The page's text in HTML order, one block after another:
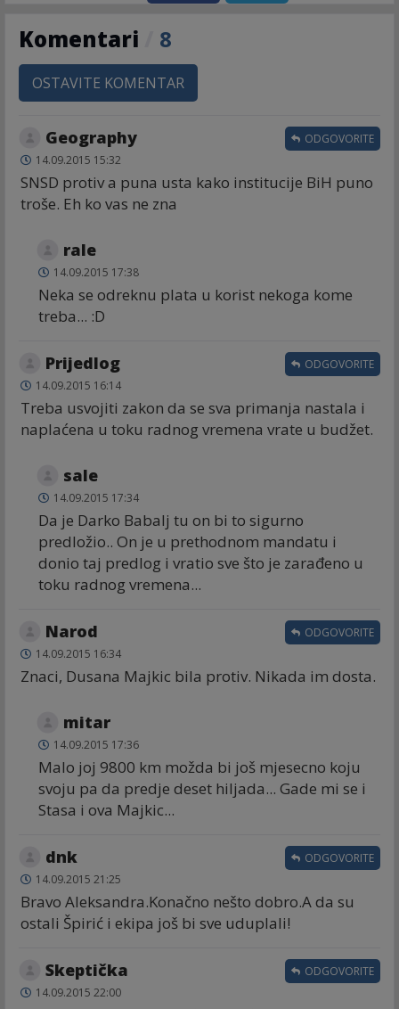
Komentari 8
OSTAVITE KOMENTAR
Geography
14.09.2015 15:32
SNSD protiv a puna usta kako institucije BiH puno
troše. Eh ko vas ne zna
ODGOVORITE
rale
14.09.2015 17:38
Neka se odreknu plata u korist nekoga kome
treba... :D
Prijedlog
14.09.2015 16:14
Treba usvojiti zakon da se sva primanja nastala i
naplaćena u toku radnog vremena vrate u budžet.
ODGOVORITE
sale
14.09.2015 17:34
Da je Darko Babalj tu on bi to sigurno
predložio.. On je u prethodnom mandatu i
donio taj predlog i vratio sve što je zarađeno u
toku radnog vremena...
Narod
14.09.2015 16:34
Znaci, Dusana Majkic bila protiv. Nikada im dosta.
ODGOVORITE
mitar
14.09.2015 17:36
Malo joj 9800 km možda bi još mjesecno koju
svoju pa da predje deset hiljada... Gade mi se i
Stasa i ova Majkic...
dnk
14.09.2015 21:25
Bravo Aleksandra.Konačno nešto dobro.A da su
ostali Špirić i ekipa još bi sve uduplali!
ODGOVORITE
Skeptička
14.09.2015 22:00
ODGOVORITE